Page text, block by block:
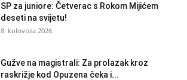
SP za juniore: Četverac s Rokom Mijićem
deseti na svijetu!
8. kolovoza 2026.
Gužve na magistrali: Za prolazak kroz
raskrižje kod Opuzena čeka i...